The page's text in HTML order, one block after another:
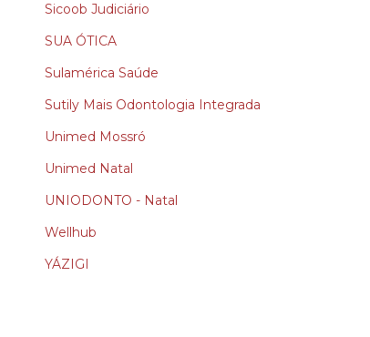
Sicoob Judiciário
SUA ÓTICA
Sulamérica Saúde
Sutily Mais Odontologia Integrada
Unimed Mossró
Unimed Natal
UNIODONTO - Natal
Wellhub
YÁZIGI